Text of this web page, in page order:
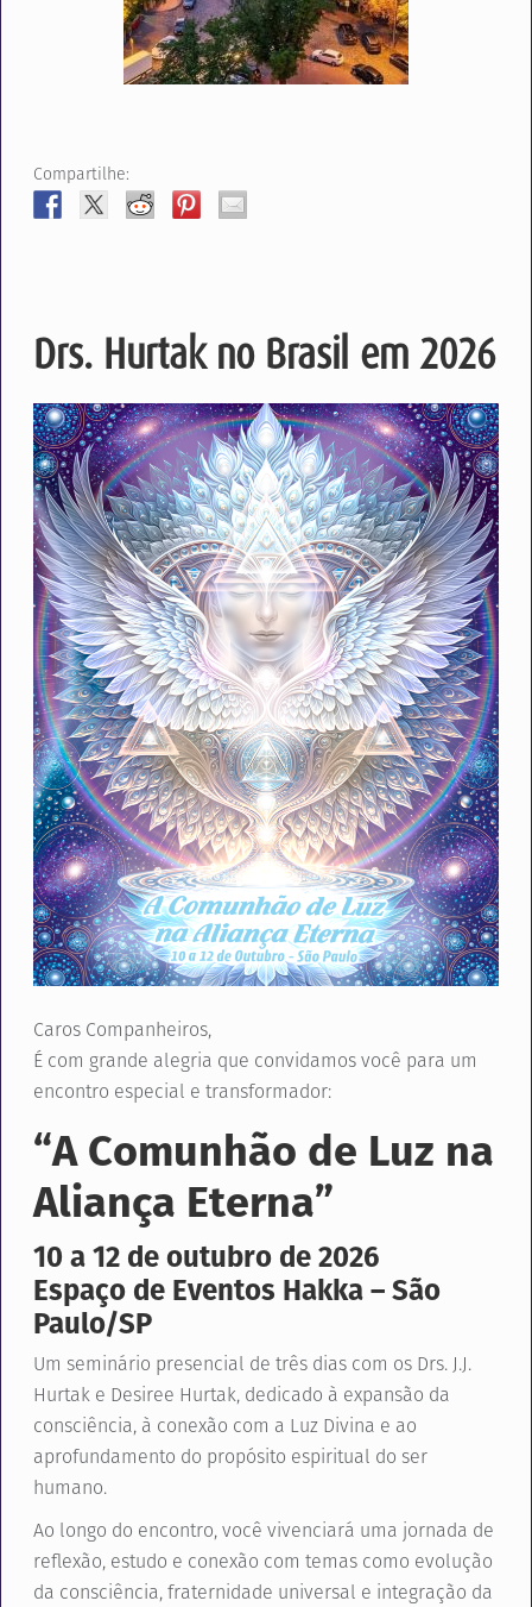
Compartilhe:
Drs. Hurtak no Brasil em 2026
Caros Companheiros,
É com grande alegria que convidamos você para um
encontro especial e transformador:
“A Comunhão de Luz na
Aliança Eterna”
10 a 12 de outubro de 2026
Espaço de Eventos Hakka – São
Paulo/SP
Um seminário presencial de três dias com os Drs. J.J.
Hurtak e Desiree Hurtak, dedicado à expansão da
consciência, à conexão com a Luz Divina e ao
aprofundamento do propósito espiritual do ser
humano.
Ao longo do encontro, você vivenciará uma jornada de
reflexão, estudo e conexão com temas como evolução
da consciência, fraternidade universal e integração da